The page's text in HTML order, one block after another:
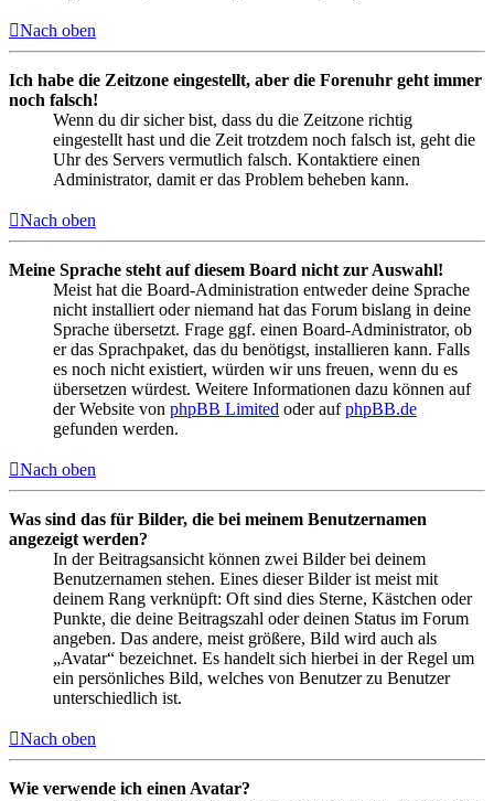
Nach oben
Ich habe die Zeitzone eingestellt, aber die Forenuhr geht immer
noch falsch!
Wenn du dir sicher bist, dass du die Zeitzone richtig
eingestellt hast und die Zeit trotzdem noch falsch ist, geht die
Uhr des Servers vermutlich falsch. Kontaktiere einen
Administrator, damit er das Problem beheben kann.
Nach oben
Meine Sprache steht auf diesem Board nicht zur Auswahl!
Meist hat die Board-Administration entweder deine Sprache
nicht installiert oder niemand hat das Forum bislang in deine
Sprache übersetzt. Frage ggf. einen Board-Administrator, ob
er das Sprachpaket, das du benötigst, installieren kann. Falls
es noch nicht existiert, würden wir uns freuen, wenn du es
übersetzen würdest. Weitere Informationen dazu können auf
der Website von phpBB Limited oder aufphpBB.de
gefunden werden.
Nach oben
Was sind das für Bilder, die bei meinem Benutzernamen
angezeigt werden?
In der Beitragsansicht können zwei Bilder bei deinem
Benutzernamen stehen. Eines dieser Bilder ist meist mit
deinem Rang verknüpft: Oft sind dies Sterne, Kästchen oder
Punkte, die deine Beitragszahl oder deinen Status im Forum
angeben. Das andere, meist größere, Bild wird auch als
„Avatar“ bezeichnet. Es handelt sich hierbei in der Regel um
ein persönliches Bild, welches von Benutzer zu Benutzer
unterschiedlich ist.
Nach oben
Wie verwende ich einen Avatar?